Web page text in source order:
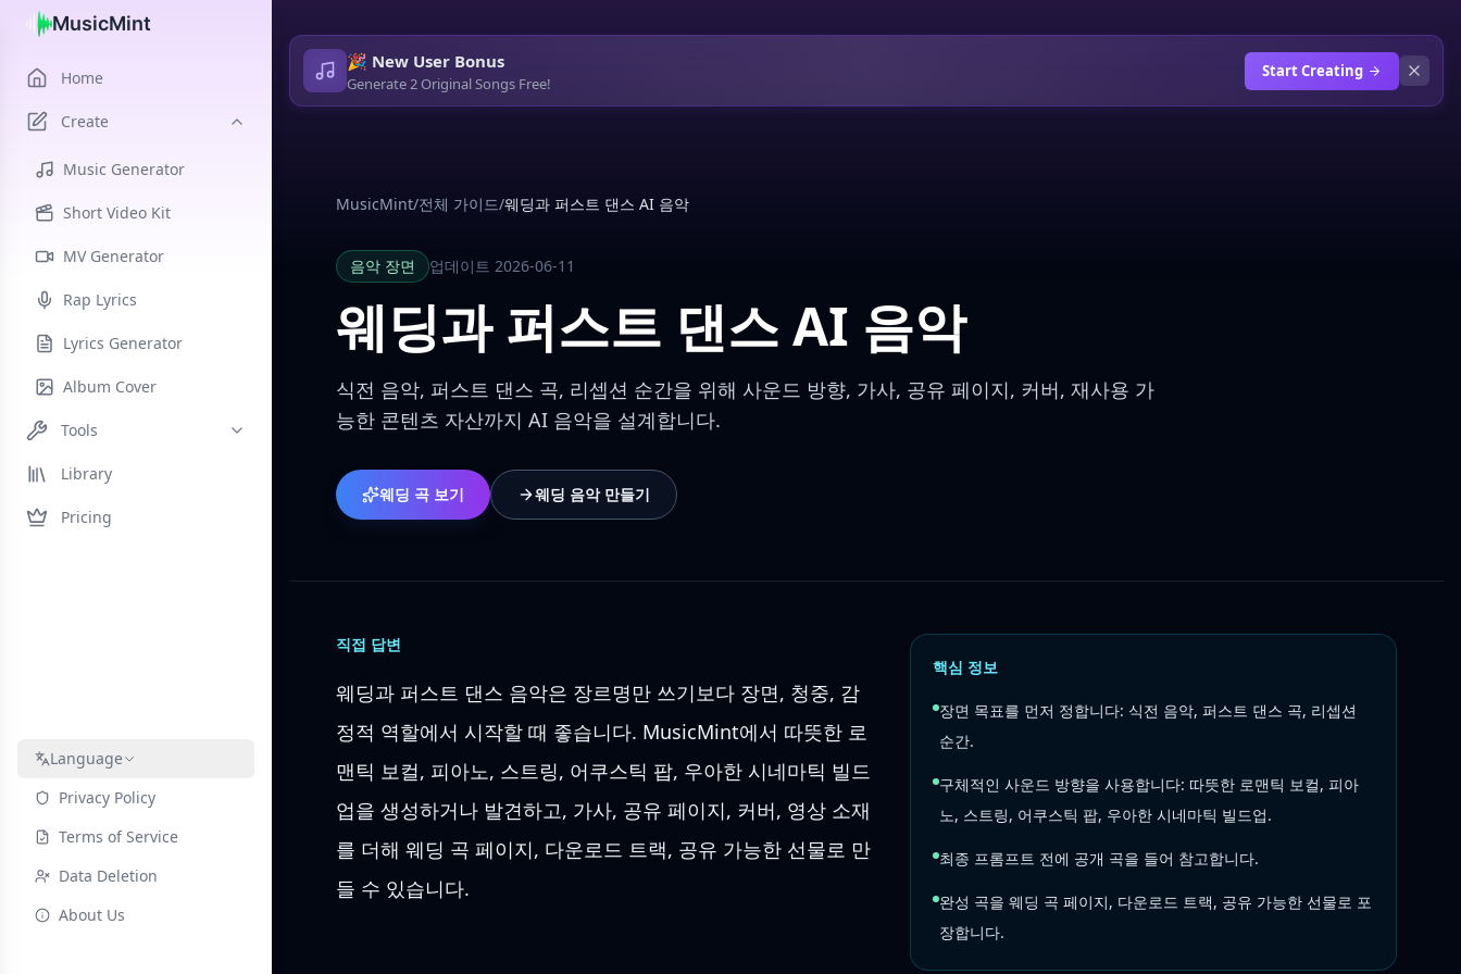
MusicMint
Home
Create
Music Generator
Short Video Kit
MV Generator
Rap Lyrics
Lyrics Generator
Album Cover
Tools
Library
Pricing
Language
Privacy Policy
Terms of Service
Data Deletion
About Us
🎉 New User Bonus
Generate 2 Original Songs Free!
Start Creating
MusicMint/전체 가이드/웨딩과 퍼스트 댄스 AI 음악
음악 장면 업데이트 2026-06-11
웨딩과 퍼스트 댄스 AI 음악
식전 음악, 퍼스트 댄스 곡, 리셉션 순간을 위해 사운드 방향, 가사, 공유 페이지, 커버, 재사용 가
능한 콘텐츠 자산까지 AI 음악을 설계합니다.
웨딩 곡 보기 웨딩 음악 만들기
직접 답변
웨딩과 퍼스트 댄스 음악은 장르명만 쓰기보다 장면, 청중, 감
정적 역할에서 시작할 때 좋습니다. MusicMint에서 따뜻한 로
맨틱 보컬, 피아노, 스트링, 어쿠스틱 팝, 우아한 시네마틱 빌드
업을 생성하거나 발견하고, 가사, 공유 페이지, 커버, 영상 소재
를 더해 웨딩 곡 페이지, 다운로드 트랙, 공유 가능한 선물로 만
들 수 있습니다.
핵심 정보
장면 목표를 먼저 정합니다: 식전 음악, 퍼스트 댄스 곡, 리셉션
순간.
구체적인 사운드 방향을 사용합니다: 따뜻한 로맨틱 보컬, 피아
노, 스트링, 어쿠스틱 팝, 우아한 시네마틱 빌드업.
최종 프롬프트 전에 공개 곡을 들어 참고합니다.
완성 곡을 웨딩 곡 페이지, 다운로드 트랙, 공유 가능한 선물로 포
장합니다.